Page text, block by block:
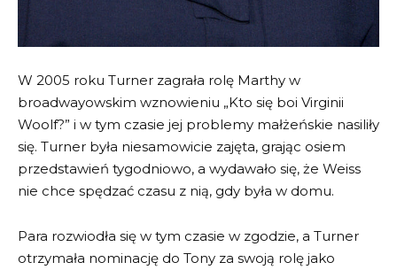
W 2005 roku Turner zagrała rolę Marthy w
broadwayowskim wznowieniu „Kto się boi Virginii
Woolf?” i w tym czasie jej problemy małżeńskie nasiliły
się. Turner była niesamowicie zajęta, grając osiem
przedstawień tygodniowo, a wydawało się, że Weiss
nie chce spędzać czasu z nią, gdy była w domu.
Para rozwiodła się w tym czasie w zgodzie, a Turner
otrzymała nominację do Tony za swoją rolę jako